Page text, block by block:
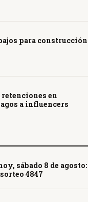
para construcción
retenciones en
a influencers
sábado 8 de agosto:
4847